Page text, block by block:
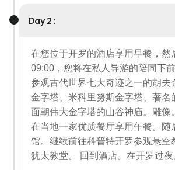
Day 2 :
在您位于开罗的酒店享用早餐，然
09:00，您将在私人导游的陪同下
参观古代世界七大奇迹之一的胡夫
金字塔、米科里努斯金字塔、著名
面朝伟大金字塔的山谷神庙。雕像。
在当地一家优质餐厅享用午餐。随
馆。继续前往科普特开罗参观悬空
犹太教堂。 回到酒店。在开罗过夜